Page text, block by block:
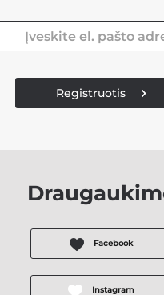
Registruotis
Facebook
Instagram